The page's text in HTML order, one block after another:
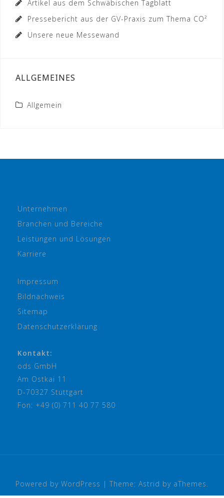
Artikel aus dem Schwäbischen Tagblatt
Pressebericht aus der GV-Praxis zum Thema CO²
Unsere neue Messewand
ALLGEMEINES
Allgemein
Unternehmen
Branchen und Bereiche
Leistungen und Lösungen
Karriere
Impressum
Bildnachweis
Sitemap
Datenschutzerklärung
Kontakt:
ods GmbH
Am Ostkai 11
D-70327 Stuttgart
Fon: +49 (0) 711 40 77 580
Powered by WordPress | Theme: Astrid by aThemes.